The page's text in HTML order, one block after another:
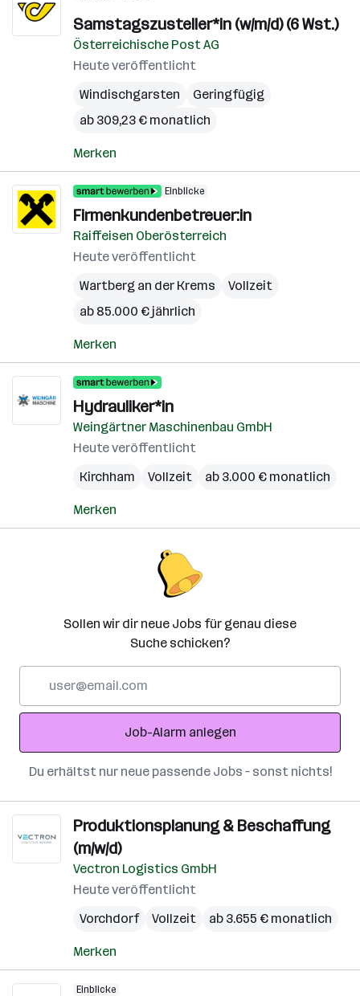
Samstagszusteller*in (w/m/d) (6 Wst.)
Österreichische Post AG
Heute veröffentlicht
Windischgarsten
Geringfügig
ab 309,23 € monatlich
Merken
Einblicke
Firmenkundenbetreuer:in
Raiffeisen Oberösterreich
Heute veröffentlicht
Wartberg an der Krems
Vollzeit
ab 85.000 € jährlich
Merken
Hydrauliker*in
Weingärtner Maschinenbau GmbH
Heute veröffentlicht
Kirchham
Vollzeit ab 3.000 € monatlich
Merken
Sollen wir dir neue Jobs für genau diese
Suche schicken?
Adresse
Job-Alarm anlegen
Du erhältst nur neue passende Jobs – sonst nichts!
Produktionsplanung & Beschaffung
(m/w/d)
Vectron Logistics GmbH
Heute veröffentlicht
Vorchdorf
Vollzeit ab 3.655 € monatlich
Merken
Einblicke